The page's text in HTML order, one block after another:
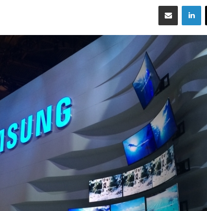
‫X لينكدإن مشاركة بالبريد الإلكتروني